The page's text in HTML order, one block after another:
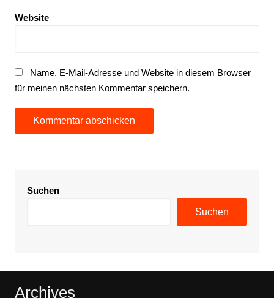
Website
Name, E-Mail-Adresse und Website in diesem Browser
für meinen nächsten Kommentar speichern.
Suchen
Suchen
Archives